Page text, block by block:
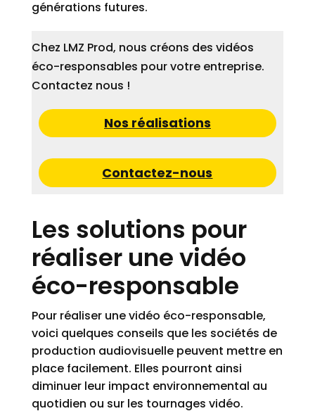
générations futures.
Chez LMZ Prod, nous créons des vidéos
éco-responsables pour votre entreprise.
Contactez nous !
Nos réalisations
Contactez-nous
Les solutions pour
réaliser une vidéo
éco-responsable
Pour réaliser une vidéo éco-responsable,
voici quelques conseils que les sociétés de
production audiovisuelle peuvent mettre en
place facilement. Elles pourront ainsi
diminuer leur impact environnemental au
quotidien ou sur les tournages vidéo.